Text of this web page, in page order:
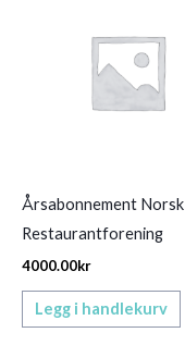
Årsabonnement Norsk
Restaurantforening
4000.00kr
Legg i handlekurv